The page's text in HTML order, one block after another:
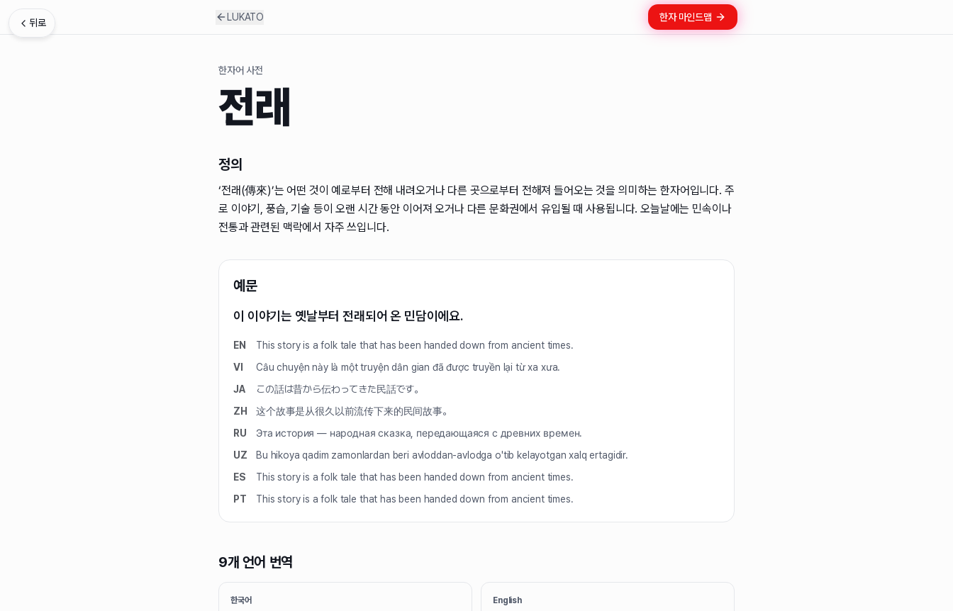
뒤로
LUKATO 한자 마인드맵
한자어 사전
전래
정의
‘전래(傳來)’는 어떤 것이 예로부터 전해 내려오거나 다른 곳으로부터 전해져 들어오는 것을 의미하는 한자어입니다. 주
로 이야기, 풍습, 기술 등이 오랜 시간 동안 이어져 오거나 다른 문화권에서 유입될 때 사용됩니다. 오늘날에는 민속이나
전통과 관련된 맥락에서 자주 쓰입니다.
예문
이 이야기는 옛날부터 전래되어 온 민담이에요.
EN
This story is a folk tale that has been handed down from ancient times.
VI
Câu chuyện này là một truyện dân gian đã được truyền lại từ xa xưa.
JA
この話は昔から伝わってきた民話です。
ZH
这个故事是从很久以前流传下来的民间故事。
RU
Эта история — народная сказка, передающаяся с древних времен.
UZ
Bu hikoya qadim zamonlardan beri avloddan-avlodga o'tib kelayotgan xalq ertagidir.
ES
This story is a folk tale that has been handed down from ancient times.
PT
This story is a folk tale that has been handed down from ancient times.
9개 언어 번역
한국어 English